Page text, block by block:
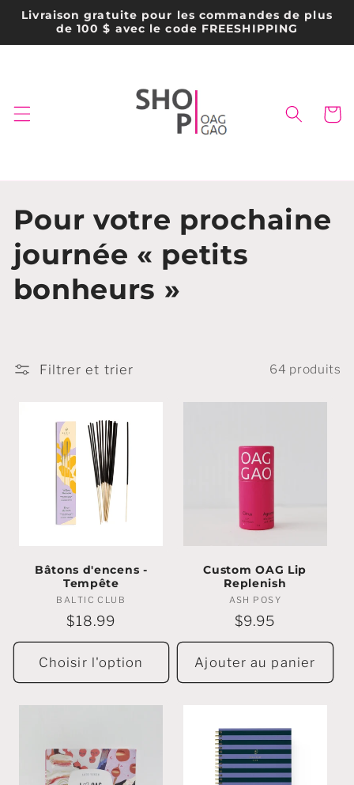
passer
contenu
Livraison gratuite pour les commandes de plus
de 100 $ avec le code FREESHIPPING
Panier
C
o
l
e
Pour votre prochaine
journée « petits
bonheurs »
Filtrer et trier 64 produits
Bâtons d'encens -
Tempête
Marchands
:
BALTIC CLUB
Prix
régulier
$18.99
Choisir l'option
Custom OAG Lip
Replenish
Marchands
:
ASH POSY
Prix
régulier
$9.95
Ajouter au panier